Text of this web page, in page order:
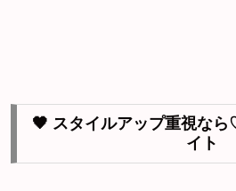
🖤 スタイルアップ重視な
イト